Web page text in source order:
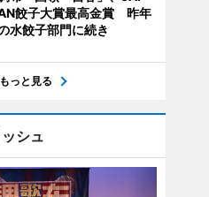
餃子大賞最高金賞 昨年
水餃子部門に続き
もっと見る
シュ